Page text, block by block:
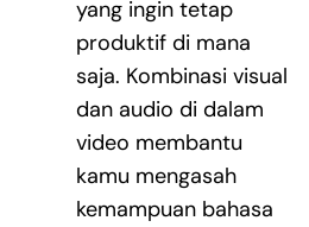
yang ingin tetap
produktif di mana
saja. Kombinasi visual
dan audio di dalam
video membantu
kamu mengasah
kemampuan bahasa